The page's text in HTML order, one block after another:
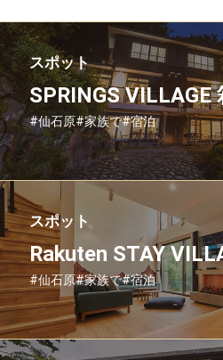
スポット
SPRINGS VILLAGE
#仙石原#家族で#宿泊
スポット
Rakuten STAY
#仙石原#家族で#宿泊